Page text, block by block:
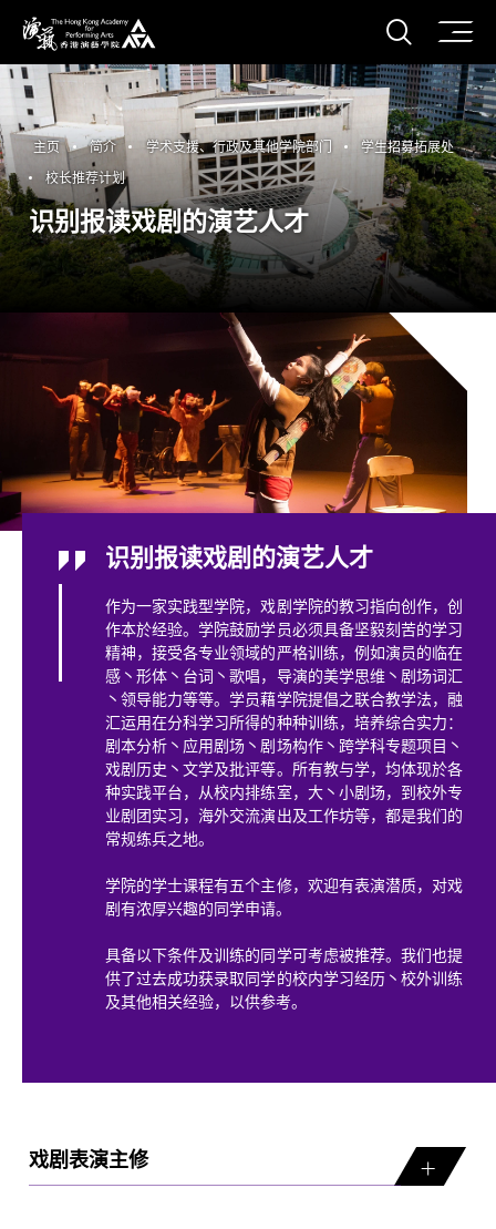
香港演艺学院
打开
主页 简介 学术支援、行政及其他学院部门
学生招募拓展处
校长推荐计划
识别报读戏剧的演艺人才
识别报读戏剧的演艺人才
作为一家实践型学院，戏剧学院的教习指向创作，创
作本於经验。学院鼓励学员必须具备坚毅刻苦的学习
精神，接受各专业领域的严格训练，例如演员的临在
感丶形体丶台词丶歌唱，导演的美学思维丶剧场词汇
丶领导能力等等。学员藉学院提倡之联合教学法，融
汇运用在分科学习所得的种种训练，培养综合实力：
剧本分析丶应用剧场丶剧场构作丶跨学科专题项目丶
戏剧历史丶文学及批评等。所有教与学，均体现於各
种实践平台，从校内排练室，大丶小剧场，到校外专
业剧团实习，海外交流演出及工作坊等，都是我们的
常规练兵之地。
学院的学士课程有五个主修，欢迎有表演潜质，对戏
剧有浓厚兴趣的同学申请。
具备以下条件及训练的同学可考虑被推荐。我们也提
供了过去成功获录取同学的校内学习经历丶校外训练
及其他相关经验，以供参考。
戏剧表演主修